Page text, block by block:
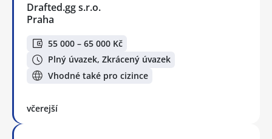
Drafted.gg s.r.o.
Praha
55 000 – 65 000 Kč
Plný úvazek, Zkrácený úvazek
Vhodné také pro cizince
včerejší